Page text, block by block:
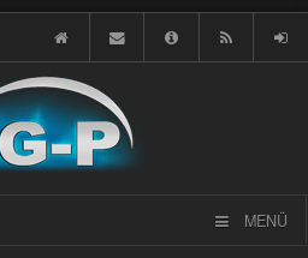
MENÜ